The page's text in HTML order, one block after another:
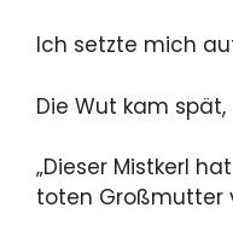
Ich setzte mich
Die Wut kam
„Dieser Mistkerl
toten Großmutter